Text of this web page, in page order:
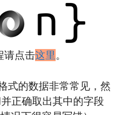
请点击这里。
式的数据非常常见，然
正确取出其中的字段